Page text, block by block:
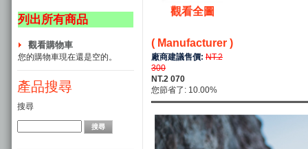
列出所有商品
觀看購物車
您的購物車現在還是空的。
產品搜尋
搜尋
觀看全圖
( Manufacturer )
廠商建議售價: NT.2
300
NT.2 070
您節省了: 10.00%